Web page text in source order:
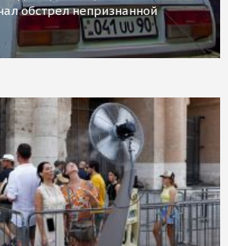
обстрел непризнанной